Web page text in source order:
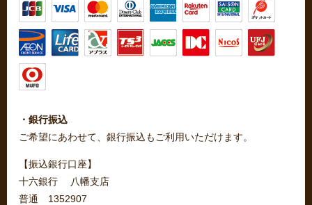
・銀行振込
ご希望にあわせて、銀行振込もご利用いただけます。
【振込銀行口座】
十六銀行 八幡支店
普通 1352907